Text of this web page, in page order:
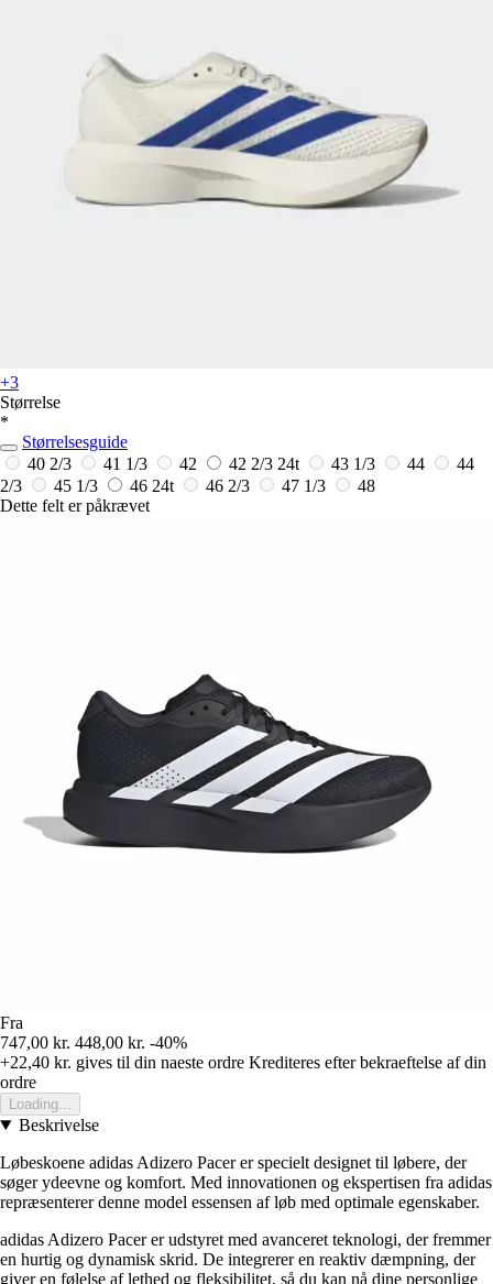
+3
Størrelse
*
Størrelsesguide
40 2/3
41 1/3 42 42 2/3 24t 43 1/3 44
44
2/3
45 1/3 46 24t 46 2/3 47 1/3
48
Dette felt er påkrævet
Fra
747,00 kr. 448,00 kr. -40%
+22,40 kr. gives til din naeste ordre Krediteres efter bekraeftelse af din
ordre
Loading...
Beskrivelse
Løbeskoene adidas Adizero Pacer er specielt designet til løbere, der
søger ydeevne og komfort. Med innovationen og ekspertisen fra adidas
repræsenterer denne model essensen af løb med optimale egenskaber.
adidas Adizero Pacer er udstyret med avanceret teknologi, der fremmer
en hurtig og dynamisk skrid. De integrerer en reaktiv dæmpning, der
giver en følelse af lethed og fleksibilitet, så du kan nå dine personlige